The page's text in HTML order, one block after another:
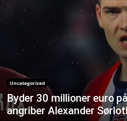
Uncategorized
Byder 30 millioner euro
angriber Alexander